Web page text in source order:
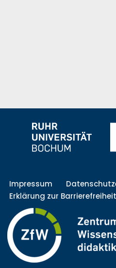
Impressum
Erklärung zur Barrierefreiheit